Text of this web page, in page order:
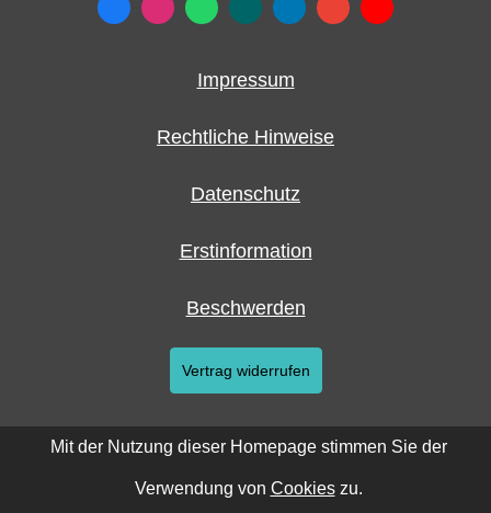
Impressum
Rechtliche Hinweise
Datenschutz
Erstinformation
Beschwerden
Vertrag widerrufen
Mit der Nutzung dieser Homepage stimmen Sie der
Verwendung von Cookieszu.